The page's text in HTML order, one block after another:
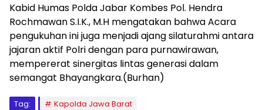
Kabid Humas Polda Jabar Kombes Pol. Hendra
Rochmawan S.I.K., M.H mengatakan bahwa Acara
pengukuhan ini juga menjadi ajang silaturahmi antara
jajaran aktif Polri dengan para purnawirawan,
mempererat sinergitas lintas generasi dalam
semangat Bhayangkara.(Burhan)
Tag:
Kapolda Jawa Barat